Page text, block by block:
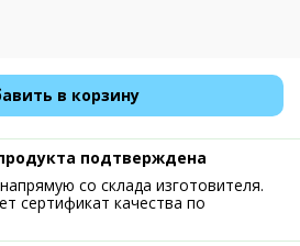
в корзину
подтверждена
со склада изготовителя.
сертификат качества по